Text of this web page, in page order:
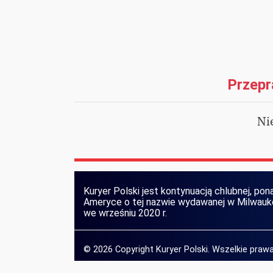
Kuryer Polski jest kontynuacją chlubnej,
Ameryce o tej nazwie wydawanej w
we wrześniu 2020 r.
© 2026 Copyright Kuryer Polski. Wszelkie